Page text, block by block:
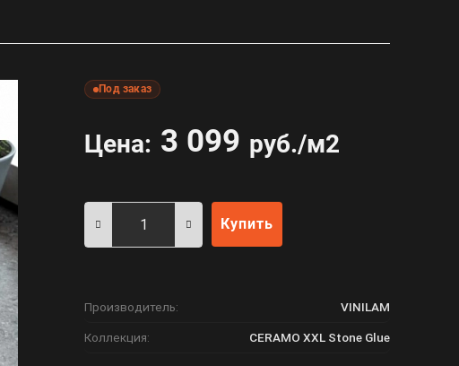
Под заказ
Цена: 3 099 руб./м2
Купить
Производитель: VINILAM
Коллекция: CERAMO XXL Stone Glue